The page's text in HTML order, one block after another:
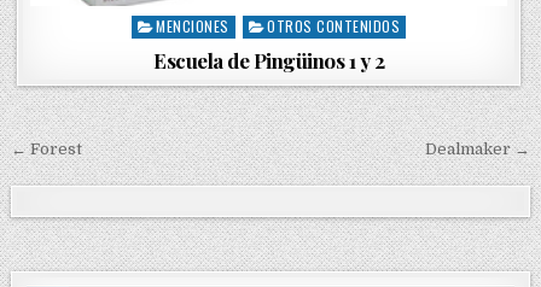
P
t
e
d
i
MENCIONES OTROS CONTENIDOS
Escuela de Pingüinos 1 y 2
N
a
v
e
← Forest Dealmaker →